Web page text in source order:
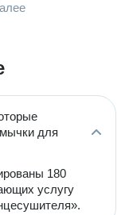
для
180
услугу